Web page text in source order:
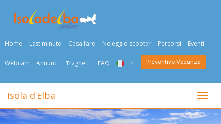
Home Last minute Cosa fare Noleggio scooter Percorsi Eventi
Webcam Annunci Traghetti FAQ
ENG
Preventivo Vacanza
Togli
Isola d'Elba